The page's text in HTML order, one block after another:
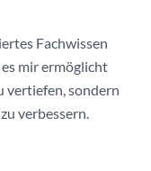
Fachwissen
mir ermöglicht
vertiefen, sondern
verbessern.